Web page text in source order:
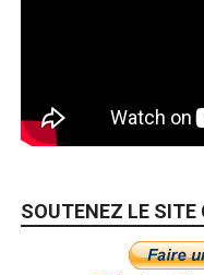
SOUTENEZ LE SITE